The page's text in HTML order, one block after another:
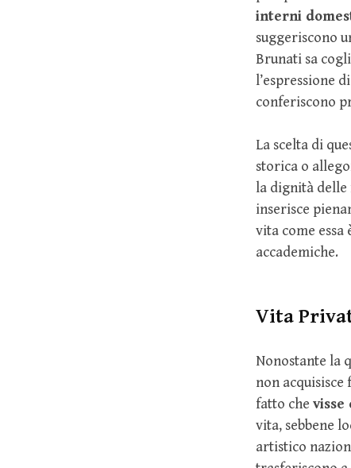
interni
suggeriscono
Brunati sa
l’espressione
conferiscono
La scelta di
storica o
la dignità delle
inserisce
vita come essa
accademiche.
Vita
Nonostante la
non
fatto che visse
vita, sebbene
artistico